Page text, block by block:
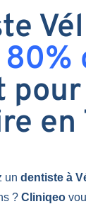
80%
en
un dentiste à
? Cliniqeo